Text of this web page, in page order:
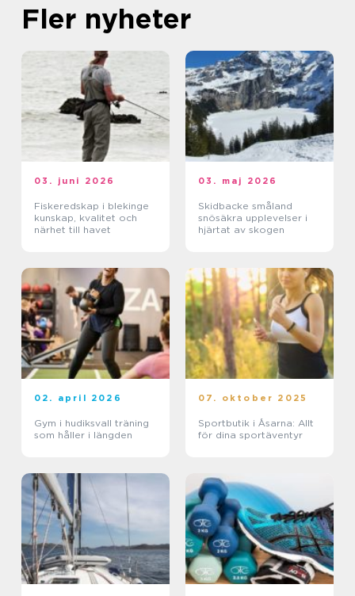
Fler nyheter
03. juni 2026
Fiskeredskap i blekinge
kunskap, kvalitet och
närhet till havet
03. maj 2026
Skidbacke småland
snösäkra upplevelser i
hjärtat av skogen
02. april 2026
Gym i hudiksvall träning
som håller i längden
07. oktober 2025
Sportbutik i Åsarna: Allt
för dina sportäventyr